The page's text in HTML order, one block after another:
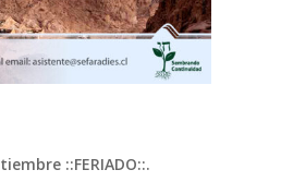
::FERIADO::.